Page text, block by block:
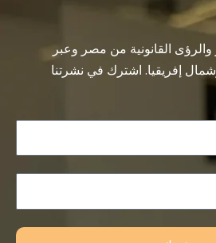
القانونية من مصر وعبر
إفريقيا. اشترك في نشرتنا